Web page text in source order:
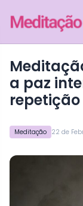
Meditação 22 de
Meditação Japa: Aprofundando
a paz